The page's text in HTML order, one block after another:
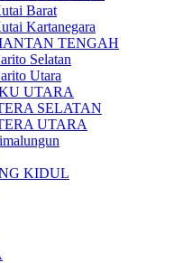
Barat
Kartanegara
TENGAH
Selatan
Utara
UTARA
SELATAN
UTARA
KIDUL